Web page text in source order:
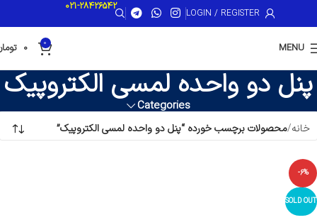
LOGIN / REGISTER
021-28426542
MENU
0
0
پنل دو واحده لمسی الکتروپیک
Categories
خانه محصولات برچسب خورده “پنل دو واحده لمسی الکتروپیک”
-6%
SOLD OUT